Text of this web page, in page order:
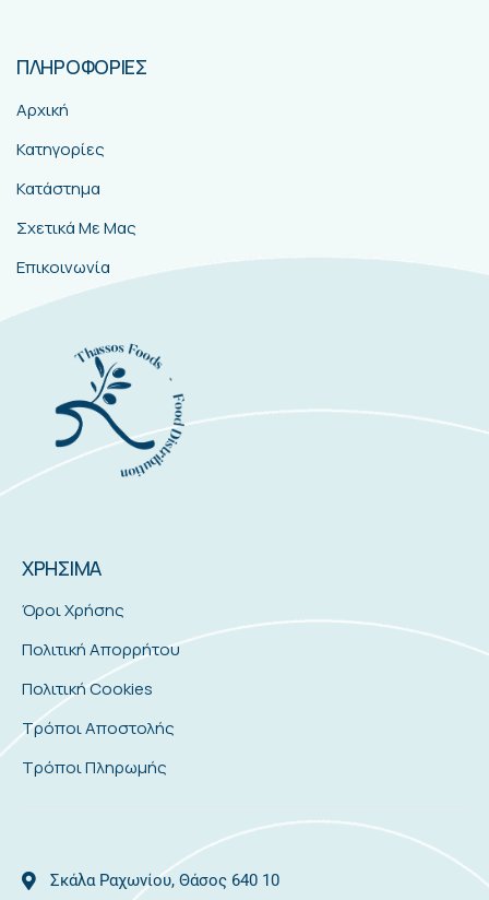
ΠΛΗΡΟΦΟΡΙΕΣ
Αρχική
Κατηγορίες
Κατάστημα
Σχετικά Με Μας
Επικοινωνία
ΧΡΗΣΙΜΑ
Όροι Χρήσης
Πολιτική Απορρήτου
Πολιτική Cookies
Τρόποι Αποστολής
Τρόποι Πληρωμής
Σκάλα Ραχωνίου, Θάσος 640 10